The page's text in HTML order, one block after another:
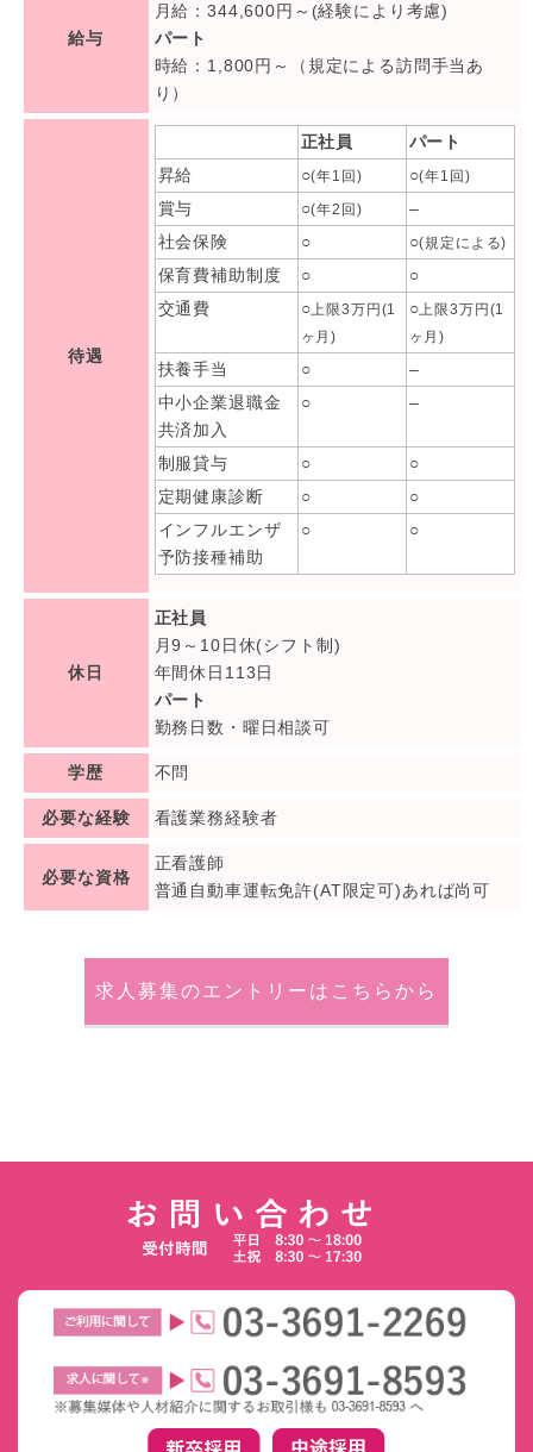
給与
月給：344,600円～(経験により考慮)
パート
時給：1,800円～（規定による訪問手当あ
り）
待遇
正社員
パート
昇給
○(年1回) ○(年1回)
賞与 ○(年2回)
–
社会保険
○ ○(規定による)
保育費補助制度 ○
○
交通費
○上限3万円(1
ヶ月)
○上限3万円(1
ヶ月)
扶養手当 ○
–
中小企業退職金
共済加入
○ –
制服貸与 ○
○
定期健康診断
○
○
インフルエンザ
予防接種補助
○ ○
休日
正社員
月9～10日休(シフト制)
年間休日113日
パート
勤務日数・曜日相談可
学歴 不問
必要な経験 看護業務経験者
必要な資格
正看護師
普通自動車運転免許(AT限定可)あれば尚可
求人募集のエントリーはこちらから